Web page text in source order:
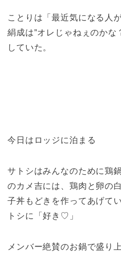
ことりは「最近気になる人
絹成は”オレじゃねぇのかな
していた。
今日はロッジに泊まる
サトシはみんなのために鶏
のカメ吉には、鶏肉と卵の
子丼もどきを作ってあげて
トシに「好き♡」
メンバー絶賛のお鍋で盛り